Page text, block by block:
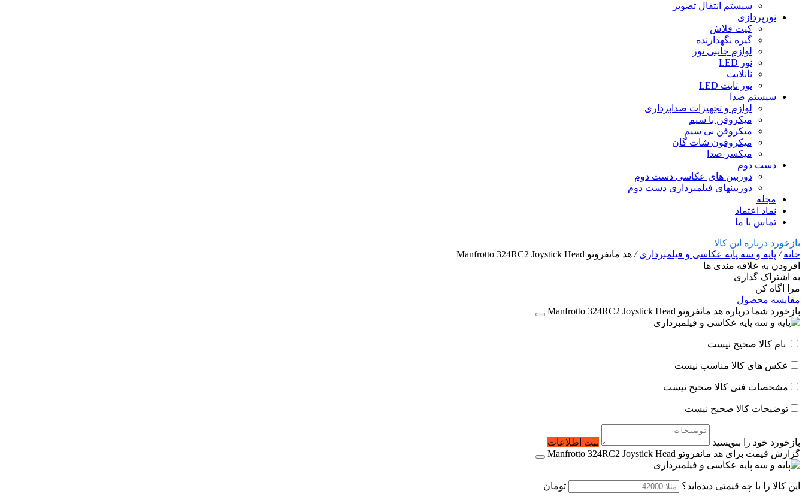
سیستم انتقال تصویر
نورپردازی
کیت فلاش
گیره نگهدارنده
لوازم جانبی نور
نور LED
نانلایت
نور ثابت LED
سیستم صدا
لوازم و تجهیزات صدابرداری
میکروفن با سیم
میکروفن بی سیم
میکروفون شات گان
میکسر صدا
دست دوم
دوربین های عکاسی دست دوم
دوربینهای فیلمبرداری دست دوم
مجله
نماد اعتماد
تماس با ما
بازخورد درباره این کالا
خانه/ پایه و سه پایه عکاسی و فیلمبرداری/ هد مانفروتو Manfrotto 324RC2 Joystick Head
افزودن به علاقه مندی ها
به اشتراک گذاری
مرا اگاه کن
مقایسه محصول
بازخورد شما درباره هد مانفروتو Manfrotto 324RC2 Joystick Head
نام کالا صحیح نیست
عکس های کالا مناسب نیست
مشخصات فنی کالا صحیح نیست
توضیحات کالا صحیح نیست
بازخورد خود را بنویسید
ثبت اطلاعات
گزارش قیمت برای هد مانفروتو Manfrotto 324RC2 Joystick Head
این کالا را با چه قیمتی دیده‌اید؟ تومان